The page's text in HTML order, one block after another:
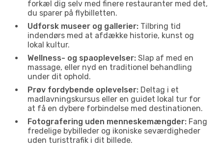
forkæl dig selv med finere restauranter med det,
du sparer på flybilletten.
Udforsk museer og gallerier: Tilbring tid
indendørs med at afdække historie, kunst og
lokal kultur.
Wellness- og spaoplevelser: Slap af med en
massage, eller nyd en traditionel behandling
under dit ophold.
Prøv fordybende oplevelser: Deltag i et
madlavningskursus eller en guidet lokal tur for
at få en dybere forbindelse med destinationen.
Fotografering uden menneskemængder: Fang
fredelige bybilleder og ikoniske seværdigheder
uden turisttrafik i dit billede.